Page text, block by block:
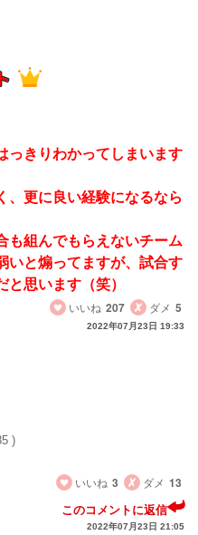
っきりわかってしまいます
、更に良い経験になるなら
も組んでもらえないチーム
いと煽ってますが、試合す
思います（笑）
いいね 207 ダメ 5
2022年07月23日 19:33
)
いいね 3 ダメ 13
このコメントに返信
2022年07月23日 21:05